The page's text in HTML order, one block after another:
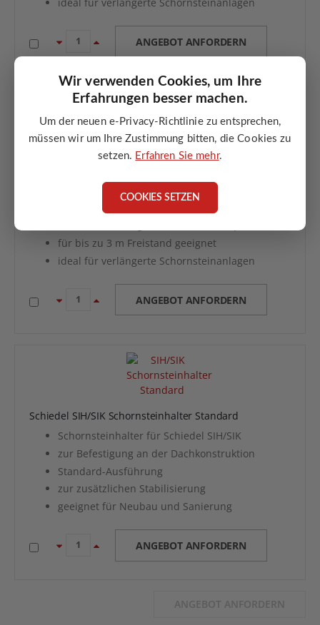
Wir verwenden Cookies, um Ihre
Erfahrungen besser machen.
Um der neuen e-Privacy-Richtlinie zu entsprechen,
müssen wir um Ihre Zustimmung bitten, die Cookies zu
setzen. Erfahren Sie mehr.
COOKIES SETZEN
ANGEBOT ANFORDERN
Schiedel SIH/SIK Bewehrungs-Set 4 x 6 m für bis zu 3 m
Bewehrungspaket für Schiedel SIH/SIK
4 x 6 m Ausführung
für bis zu 3 m Freistand geeignet
ideal für verlängerte Schornsteinanlagen
ANGEBOT ANFORDERN
Schiedel SIH/SIK Schornsteinhalter Standard
Schornsteinhalter für Schiedel SIH/SIK
zur Befestigung an der Dachkonstruktion
Standard-Ausführung
zur zusätzlichen Stabilisierung
geeignet für Neubau und Sanierung
ANGEBOT ANFORDERN
ANGEBOT ANFORDERN